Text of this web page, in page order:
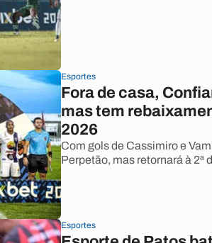
Esportes
Fora de casa,
mas tem
2026
Com gols de Cassimiro e
Perpetão, mas retornará à 2ª
Esportes